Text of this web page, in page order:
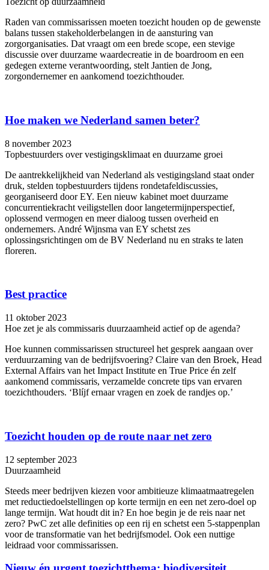
Raden van commissarissen moeten toezicht houden op de gewenste
balans tussen stakeholderbelangen in de aansturing van
zorgorganisaties. Dat vraagt om een brede scope, een stevige
discussie over duurzame waardecreatie in de boardroom en een
gedegen externe verantwoording, stelt Jantien de Jong,
zorgondernemer en aankomend toezichthouder.
Hoe maken we Nederland samen beter?
8 november 2023
Topbestuurders over vestigingsklimaat en duurzame groei
De aantrekkelijkheid van Nederland als vestigingsland staat onder
druk, stelden topbestuurders tijdens rondetafeldiscussies,
georganiseerd door EY. Een nieuw kabinet moet duurzame
concurrentiekracht veiligstellen door langetermijnperspectief,
oplossend vermogen en meer dialoog tussen overheid en
ondernemers. André Wijnsma van EY schetst zes
oplossingsrichtingen om de BV Nederland nu en straks te laten
floreren.
Best practice
11 oktober 2023
Hoe zet je als commissaris duurzaamheid actief op de agenda?
Hoe kunnen commissarissen structureel het gesprek aangaan over
verduurzaming van de bedrijfsvoering? Claire van den Broek, Head
External Affairs van het Impact Institute en True Price én zelf
aankomend commissaris, verzamelde concrete tips van ervaren
toezichthouders. ‘Blíjf ernaar vragen en zoek de randjes op.’
Toezicht houden op de route naar net zero
12 september 2023
Duurzaamheid
Steeds meer bedrijven kiezen voor ambitieuze klimaatmaatregelen
met reductiedoelstellingen op korte termijn en een net zero-doel op
lange termijn. Wat houdt dit in? En hoe begin je de reis naar net
zero? PwC zet alle definities op een rij en schetst een 5-stappenplan
voor de transformatie van het bedrijfsmodel. Ook een nuttige
leidraad voor commissarissen.